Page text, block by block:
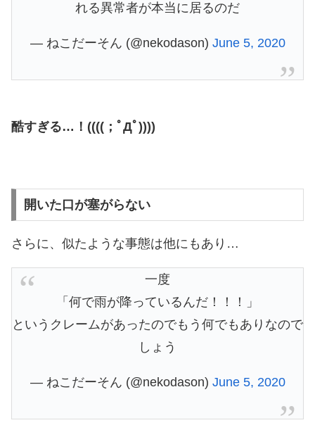
れる異常者が本当に居るのだ
— ねこだーそん (@nekodason) June 5, 2020
酷すぎる…！((((；ﾟДﾟ))))
開いた口が塞がらない
さらに、似たような事態は他にもあり…
一度
「何で雨が降っているんだ！！！」
というクレームがあったのでもう何でもありなので
しょう
— ねこだーそん (@nekodason) June 5, 2020